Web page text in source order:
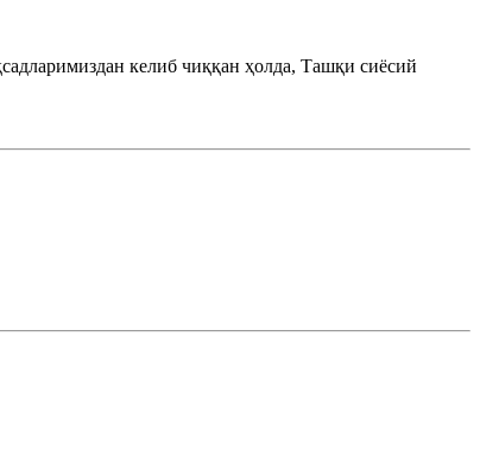
келиб чиққан ҳолда, Ташқи сиёсий